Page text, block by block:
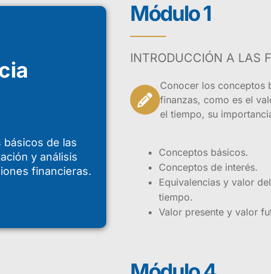
básicos de las
y análisis
financieras.
Módulo 1
INTRODUCCIÓN A LAS
Conocer los conceptos
finanzas, como es el
el tiempo, su
Conceptos básicos.
Conceptos de interés.
Equivalencias y valor
tiempo.
Valor presente y valor